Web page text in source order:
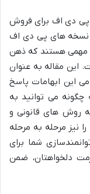
پی دی اف برای فروش
نسخه های پی دی اف
مهمی هستند که ذهن
این مقاله به عنوان
این ابهامات پاسخ
می توانید به
روش های قانونی و
نیز مرحله به مرحله
شما برای
دلخواهتان، ضمن